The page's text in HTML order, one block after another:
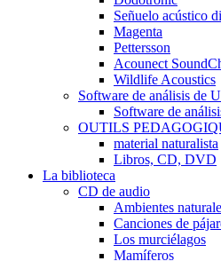
Señuelo acústico
Magenta
Pettersson
Acounect
Wildlife Acoustics
Software de análisis de
Software de
OUTILS
material naturalista
Libros, CD, DVD
La biblioteca
CD de audio
Ambientes
Canciones de
Los murciélagos
Mamíferos